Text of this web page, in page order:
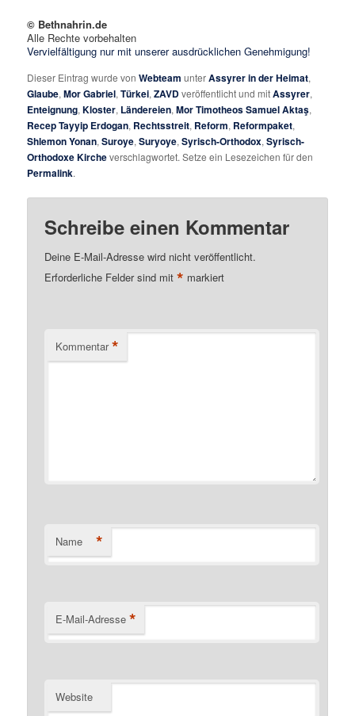
© Bethnahrin.de
Alle Rechte vorbehalten
Vervielfältigung nur mit unserer ausdrücklichen Genehmigung!
Dieser Eintrag wurde vonWebteam unterAssyrer in der Heimat,
Glaube,Mor Gabriel,Türkei,ZAVDveröffentlicht und mitAssyrer,
Enteignung,Kloster, Ländereien,Mor Timotheos Samuel Aktaş,
Recep Tayyip Erdogan, Rechtsstreit, Reform, Reformpaket,
Shlemon Yonan,Suroye,Suryoye,Syrisch-Orthodox,Syrisch-
Orthodoxe Kircheverschlagwortet. Setze ein Lesezeichen für den
Permalink.
Schreibe einen Kommentar
Deine E-Mail-Adresse wird nicht veröffentlicht.
Erforderliche Felder sind mit* markiert
Kommentar *
Name *
E-Mail-Adresse *
Website